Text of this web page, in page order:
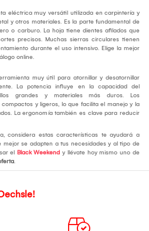
eléctrica muy versátil utilizada en carpintería y
y otros materiales. Es la parte fundamental de
o carburo. La hoja tiene dientes afilados que
precisos. Muchas sierras circulares tienen
durante el uso intensivo. Elige la mejor
online.
muy útil para atornillar y desatornillar
La potencia influye en la capacidad del
grandes y materiales más duros. Los
y ligeros, lo que facilita el manejo y la
La ergonomía también es clave para reducir
considera estas características te ayudará a
mejor se adapten a tus necesidades y al tipo de
el Black Weekend y llévate hoy mismo uno de
.